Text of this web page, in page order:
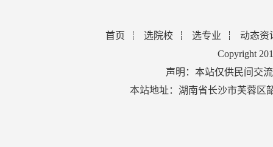
首页 选院校 选专业
动态资
Copyright
声明：本站仅供民间交
本站地址：湖南省长沙市芙蓉区